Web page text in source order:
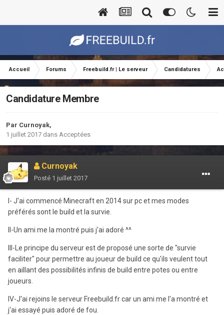
Accueil Forums Freebuild.fr | Le serveur Candidatures
Candidature Membre
Par Curnoyak,
1 juillet 2017 dans Acceptées
Curnoyak
Posté 1 juillet 2017
I- J'ai commencé Minecraft en 2014 sur pc et mes modes
préférés sont le build et la survie.
II-Un ami me la montré puis j'ai adoré ^^
III-Le principe du serveur est de proposé une sorte de "survie
faciliter" pour permettre au joueur de build ce qu'ils veulent tout
en aillant des possibilités infinis de build entre potes ou entre
joueurs.
IV-J'ai rejoins le serveur Freebuild.fr car un ami me l'a montré et
j'ai essayé puis adoré de fou.